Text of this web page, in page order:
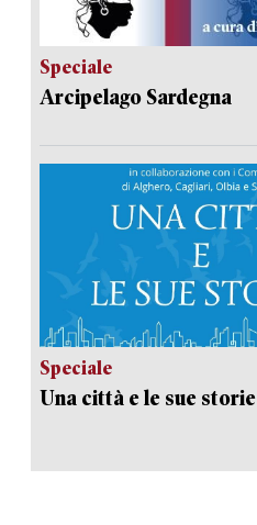
Speciale
Arcipelago Sardegna
Speciale
Una città e le sue storie